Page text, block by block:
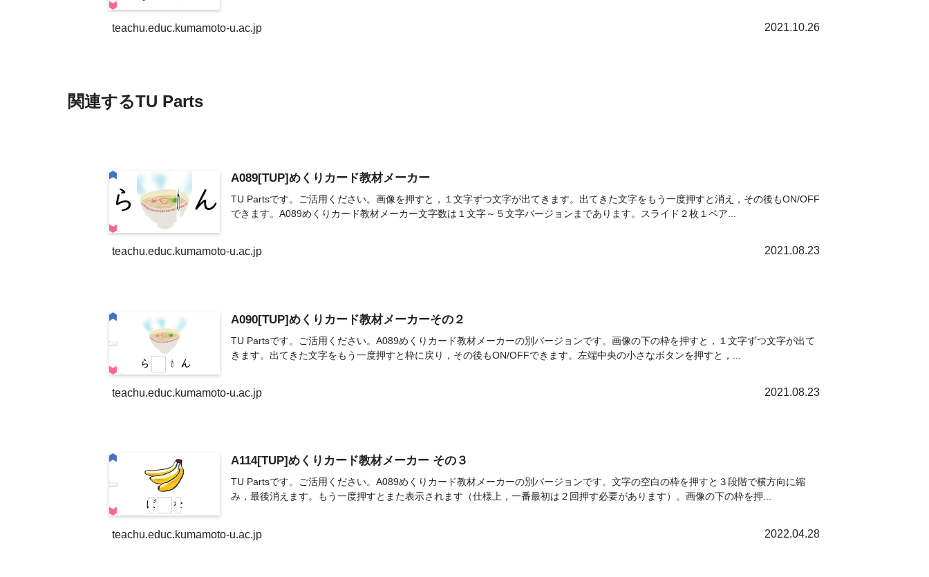
teachu.educ.kumamoto-u.ac.jp 2021.10.26
関連するTU Parts
A089[TUP]めくりカード教材メーカー
TU Partsです。ご活用ください。画像を押すと，１文字ずつ文字が出てきます。出てきた文字をもう一度押すと消え，その後もON/OFF
できます。A089めくりカード教材メーカー文字数は１文字～５文字バージョンまであります。スライド２枚１ペア...
teachu.educ.kumamoto-u.ac.jp 2021.08.23
A090[TUP]めくりカード教材メーカーその２
TU Partsです。ご活用ください。A089めくりカード教材メーカーの別バージョンです。画像の下の枠を押すと，１文字ずつ文字が出て
きます。出てきた文字をもう一度押すと枠に戻り，その後もON/OFFできます。左端中央の小さなボタンを押すと，...
teachu.educ.kumamoto-u.ac.jp 2021.08.23
A114[TUP]めくりカード教材メーカー その３
TU Partsです。ご活用ください。A089めくりカード教材メーカーの別バージョンです。文字の空白の枠を押すと３段階で横方向に縮
み，最後消えます。もう一度押すとまた表示されます（仕様上，一番最初は２回押す必要があります）。画像の下の枠を押...
teachu.educ.kumamoto-u.ac.jp 2022.04.28